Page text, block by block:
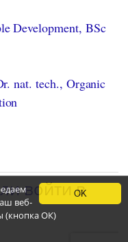
Development, BSc
nat. tech., Organic
OK
веб-
(кнопка ОК)